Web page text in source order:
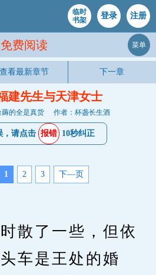
临时
书架
登录 注册
免费阅读 菜单
查看最新章节 下一章
建先生与天津女士
的全是真货 作者：杯盏长生酒
，请点击 报错 10秒纠正
1 2 3 下—页
了一些，但依
车是王处的婚